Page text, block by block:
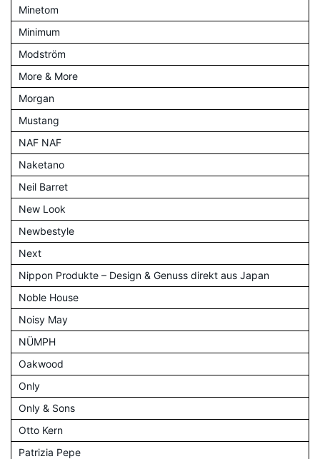
Minetom
Minimum
Modström
More & More
Morgan
Mustang
NAF NAF
Naketano
Neil Barret
New Look
Newbestyle
Next
Nippon Produkte – Design & Genuss direkt aus Japan
Noble House
Noisy May
NÜMPH
Oakwood
Only
Only & Sons
Otto Kern
Patrizia Pepe